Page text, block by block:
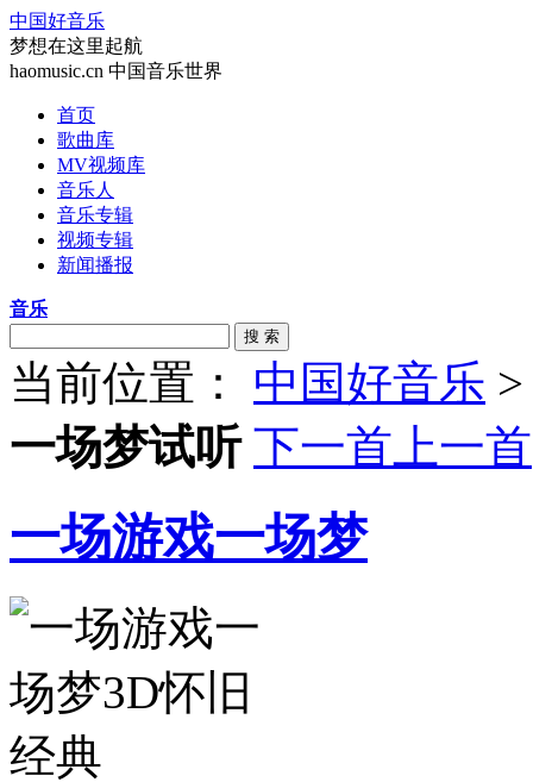
中国好音乐
梦想在这里起航
haomusic.cn 中国音乐世界
首页
歌曲库
MV视频库
音乐人
音乐专辑
视频专辑
新闻播报
音乐
搜 索
当前位置： 中国好音乐
一场梦试听 下一首 上一首
一场游戏一场梦